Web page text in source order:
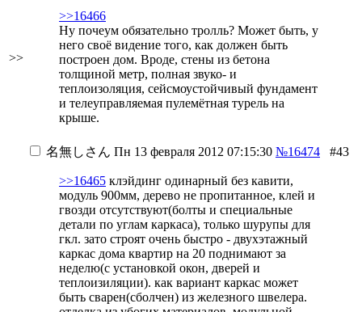
>>
>>16466
Ну почеум обязательно тролль? Может быть, у
него своё видение того, как должен быть
построен дом. Вроде, стены из бетона
толщиной метр, полная звуко- и
теплоизоляция, сейсмоустойчивый фундамент
и телеуправляемая пулемётная турель на
крыше.
名無しさん Пн 13 февраля 2012 07:15:30 №16474 #43
>>16465 клэйдинг одинарный без кавити,
модуль 900мм, дерево не пропитанное, клей и
гвозди отсутствуют(болты и специальные
детали по углам каркаса), только шурупы для
гкл. зато строят очень быстро - двухэтажный
каркас дома квартир на 20 поднимают за
неделю(с установкой окон, дверей и
теплоизиляции). как вариант каркас может
быть сварен(сболчен) из железного швелера.